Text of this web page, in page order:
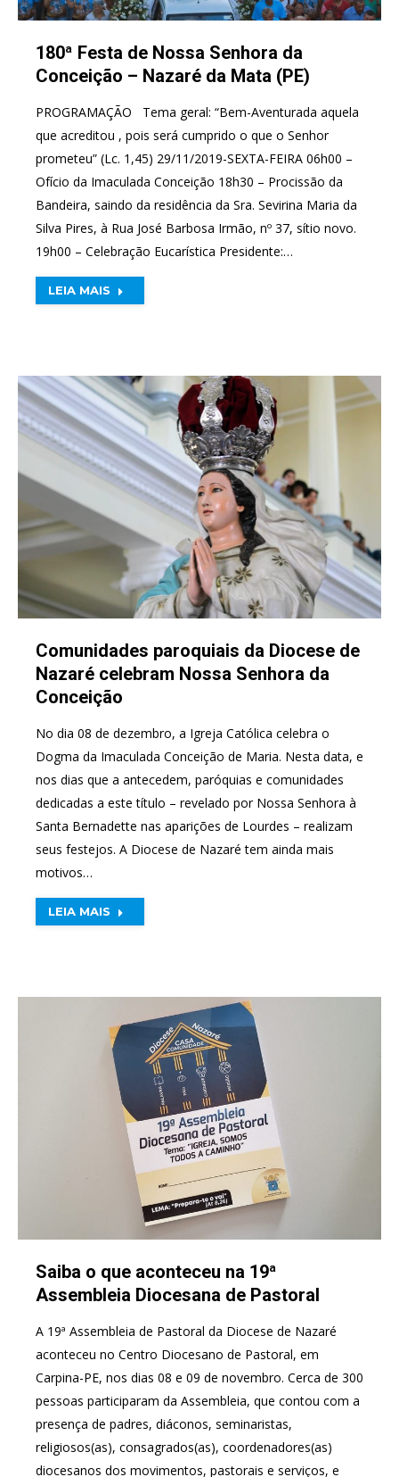
180ª Festa de Nossa Senhora da
Conceição – Nazaré da Mata (PE)
PROGRAMAÇÃO Tema geral: “Bem-Aventurada aquela
que acreditou , pois será cumprido o que o Senhor
prometeu” (Lc. 1,45) 29/11/2019-SEXTA-FEIRA 06h00 –
Ofício da Imaculada Conceição 18h30 – Procissão da
Bandeira, saindo da residência da Sra. Sevirina Maria da
Silva Pires, à Rua José Barbosa Irmão, nº 37, sítio novo.
19h00 – Celebração Eucarística Presidente:…
LEIA MAIS
Comunidades paroquiais da Diocese de
Nazaré celebram Nossa Senhora da
Conceição
No dia 08 de dezembro, a Igreja Católica celebra o
Dogma da Imaculada Conceição de Maria. Nesta data, e
nos dias que a antecedem, paróquias e comunidades
dedicadas a este título – revelado por Nossa Senhora à
Santa Bernadette nas aparições de Lourdes – realizam
seus festejos. A Diocese de Nazaré tem ainda mais
motivos…
LEIA MAIS
Saiba o que aconteceu na 19ª
Assembleia Diocesana de Pastoral
A 19ª Assembleia de Pastoral da Diocese de Nazaré
aconteceu no Centro Diocesano de Pastoral, em
Carpina-PE, nos dias 08 e 09 de novembro. Cerca de 300
pessoas participaram da Assembleia, que contou com a
presença de padres, diáconos, seminaristas,
religiosos(as), consagrados(as), coordenadores(as)
diocesanos dos movimentos, pastorais e serviços, e